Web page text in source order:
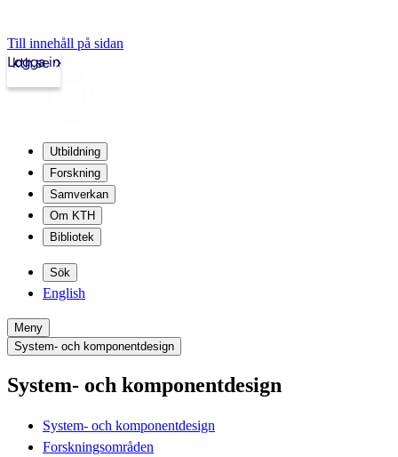
Till innehåll på sidan
kth.se
Logga in
Utbildning
Forskning
Samverkan
Om KTH
Bibliotek
Sök
English
Meny
System- och komponentdesign
System- och komponentdesign
System- och komponentdesign
Forskningsområden